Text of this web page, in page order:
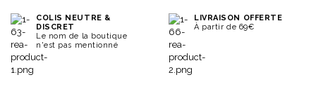
COLIS NEUTRE &
DISCRET
Le nom de la boutique
n'est pas mentionné
LIVRAISON OFFERTE
À partir de 69€